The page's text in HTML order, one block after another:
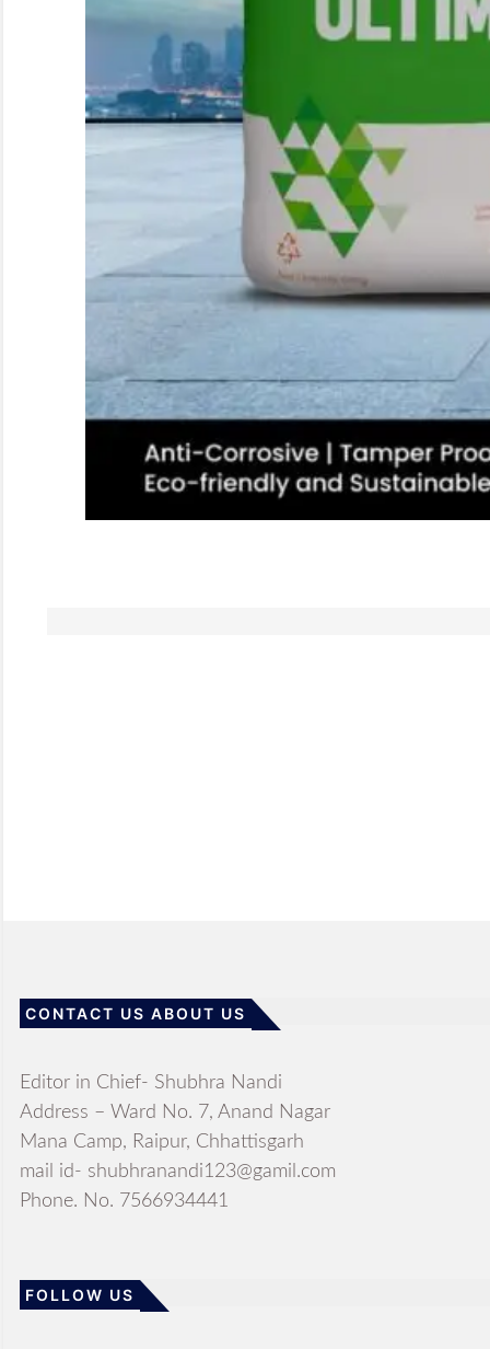
CONTACT US ABOUT US
Editor in Chief- Shubhra Nandi
Address – Ward No. 7, Anand Nagar
Mana Camp, Raipur, Chhattisgarh
mail id- shubhranandi123@gamil.com
Phone. No. 7566934441
FOLLOW US